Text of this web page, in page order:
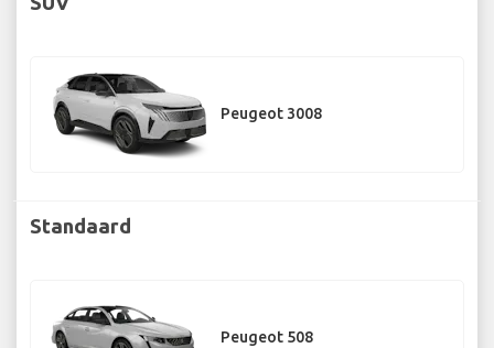
Peugeot 3008
Standaard
Peugeot 508